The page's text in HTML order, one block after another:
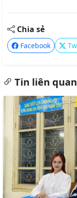
Chia sẻ
Facebook
Tin liên quan